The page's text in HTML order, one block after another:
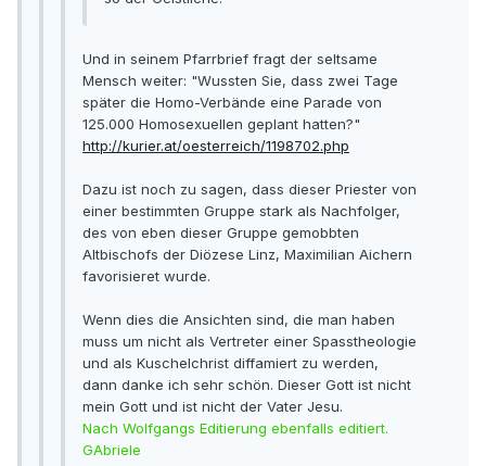
Und in seinem Pfarrbrief fragt der seltsame
Mensch weiter: "Wussten Sie, dass zwei Tage
später die Homo-Verbände eine Parade von
125.000 Homosexuellen geplant hatten?"
http://kurier.at/oesterreich/1198702.php
Dazu ist noch zu sagen, dass dieser Priester von
einer bestimmten Gruppe stark als Nachfolger,
des von eben dieser Gruppe gemobbten
Altbischofs der Diözese Linz, Maximilian Aichern
favorisieret wurde.
Wenn dies die Ansichten sind, die man haben
muss um nicht als Vertreter einer Spasstheologie
und als Kuschelchrist diffamiert zu werden,
dann danke ich sehr schön. Dieser Gott ist nicht
mein Gott und ist nicht der Vater Jesu.
Nach Wolfgangs Editierung ebenfalls editiert.
GAbriele